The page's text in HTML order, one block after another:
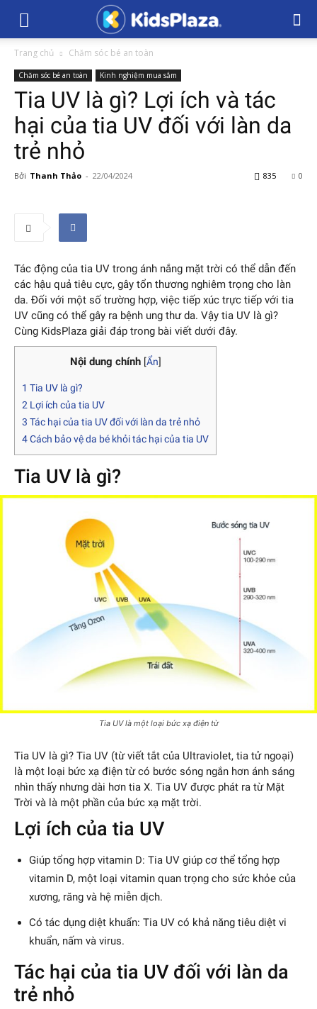
Trang chủ Chăm sóc bé an toàn
Chăm sóc bé an toàn Kinh nghiệm mua sắm
Tia UV là gì? Lợi ích và tác
hại của tia UV đối với làn da
trẻ nhỏ
Bởi Thanh Thảo - 22/04/2024 0
835
Tác động của tia UV trong ánh nắng mặt trời có thể dẫn đến
các hậu quả tiêu cực, gây tổn thương nghiêm trọng cho làn
da. Đối với một số trường hợp, việc tiếp xúc trực tiếp với tia
UV cũng có thể gây ra bệnh ung thư da. Vậy tia UV là gì?
Cùng KidsPlaza giải đáp trong bài viết dưới đây.
Nội dung chính [Ẩn]
1 Tia UV là gì?
2 Lợi ích của tia UV
3 Tác hại của tia UV đối với làn da trẻ nhỏ
4Cách bảo vệ da bé khỏi tác hại của tia UV
Tia UV là gì?
Tia UV là một loại bức xạ điện từ
Tia UV là gì? Tia UV (từ viết tắt của Ultraviolet, tia tử ngoại)
là một loại bức xạ điện từ có bước sóng ngắn hơn ánh sáng
nhìn thấy nhưng dài hơn tia X. Tia UV được phát ra từ Mặt
Trời và là một phần của bức xạ mặt trời.
Lợi ích của tia UV
Giúp tổng hợp vitamin D: Tia UV giúp cơ thể tổng hợp
vitamin D, một loại vitamin quan trọng cho sức khỏe của
xương, răng và hệ miễn dịch.
Có tác dụng diệt khuẩn: Tia UV có khả năng tiêu diệt vi
khuẩn, nấm và virus.
Tác hại của tia UV đối với làn da
trẻ nhỏ